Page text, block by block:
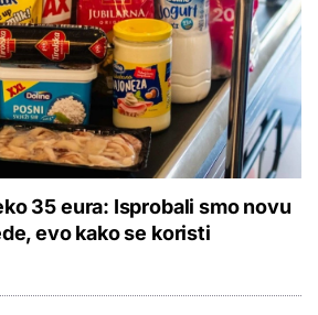
35 eura: Isprobali smo novu
evo kako se koristi